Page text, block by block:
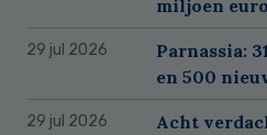
miljoen
29 jul 2026
Parnassia:
en 500
29 jul 2026
Acht